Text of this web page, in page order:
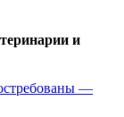
и
—